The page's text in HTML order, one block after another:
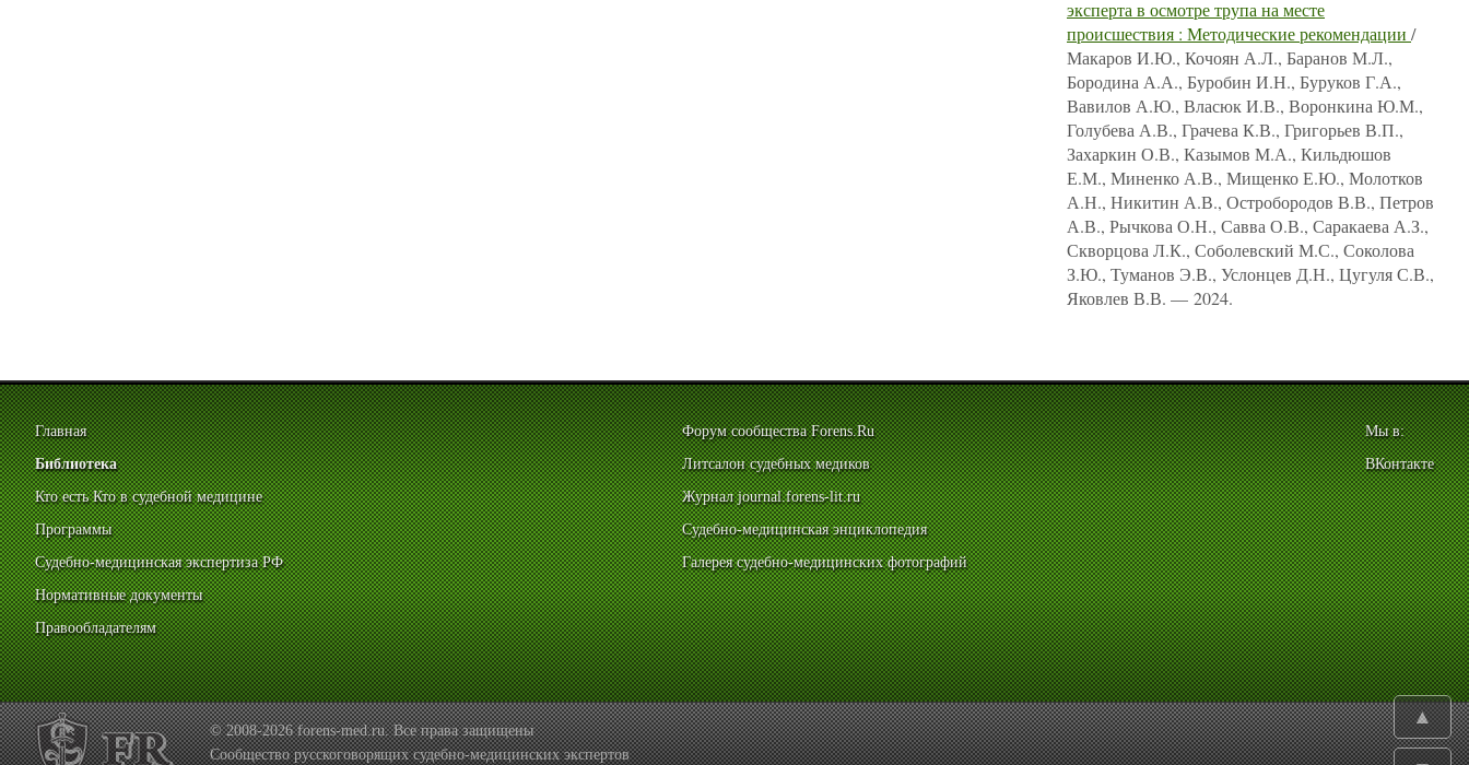
эксперта в осмотре трупа на месте
происшествия : Методические рекомендации /
Макаров И.Ю., Кочоян А.Л., Баранов М.Л.,
Бородина А.А., Буробин И.Н., Буруков Г.А.,
Вавилов А.Ю., Власюк И.В., Воронкина Ю.М.,
Голубева А.В., Грачева К.В., Григорьев В.П.,
Захаркин О.В., Казымов М.А., Кильдюшов
Е.М., Миненко А.В., Мищенко Е.Ю., Молотков
А.Н., Никитин А.В., Остробородов В.В., Петров
А.В., Рычкова О.Н., Савва О.В., Саракаева А.З.,
Скворцова Л.К., Соболевский М.С., Соколова
З.Ю., Туманов Э.В., Услонцев Д.Н., Цугуля С.В.,
Яковлев В.В. — 2024.
Главная
Библиотека
Кто есть Кто в судебной медицине
Программы
Судебно-медицинская экспертиза РФ
Нормативные документы
Правообладателям
Форум сообщества Forens.Ru
Литсалон судебных медиков
Журнал journal.forens-lit.ru
Судебно-медицинская энциклопедия
Галерея судебно-медицинских фотографий
Мы в:
ВКонтакте
© 2008-2026 forens-med.ru. Все права защищены
Сообщество русскоговорящих судебно-медицинских экспертов
▲